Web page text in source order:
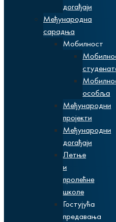
догађаји
Међународна
сарадња
Мобилност
особља
Међународни
пројекти
Међународни
догађаји
Летње
и
пролећне
школе
Гостујућа
предавања